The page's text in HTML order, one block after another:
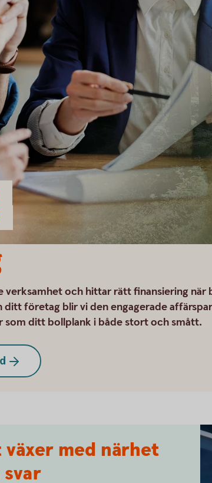
verksamhet och hittar rätt finansiering när
ditt företag blir vi den engagerade
som ditt bollplank i både stort och smått.
med närhet